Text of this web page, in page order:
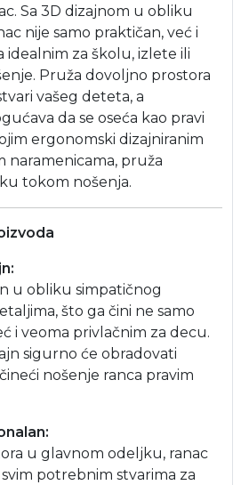
Sa 3D dizajnom u obliku
nije samo praktičan, već i
idealnim za školu, izlete ili
Pruža dovoljno prostora
vašeg deteta, a
da se oseća kao pravi
ergonomski dizajniranim
naramenicama, pruža
tokom nošenja.
u obliku simpatičnog
što ga čini ne samo
i veoma privlačnim za decu.
sigurno će obradovati
nošenje ranca pravim
u glavnom odeljku, ranac
potrebnim stvarima za